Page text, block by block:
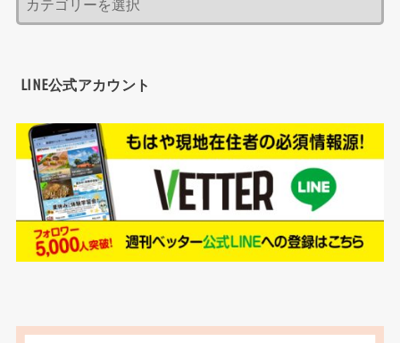
LINE公式アカウント